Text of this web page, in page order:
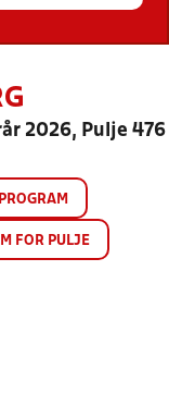
2026, Pulje 476
FOR PULJE